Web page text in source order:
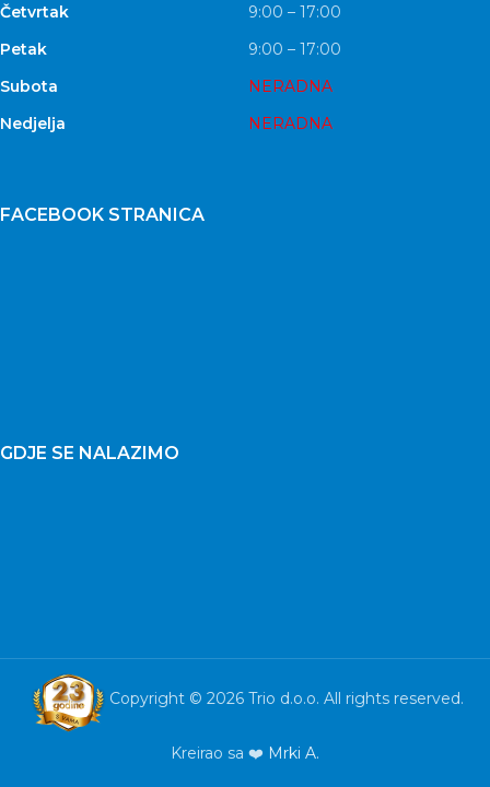
Četvrtak
9:00 – 17:00
Petak
9:00 – 17:00
Subota
NERADNA
Nedjelja
NERADNA
FACEBOOK STRANICA
GDJE SE NALAZIMO
Copyright © 2026 Trio d.o.o. All rights reserved.
Kreirao sa ❤️ Mrki A.